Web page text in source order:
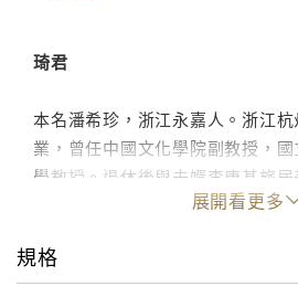
琦君
本名潘希珍，浙江永嘉人。浙江
業，曾任中國文化學院副教授，
學教授。退休後與夫婿李唐基旅
年回臺灣定居於淡水。作品以散
著有《紅紗燈》、《琦君說童年
2006年6月病逝於臺北，享壽90歲
展開看更多
規格